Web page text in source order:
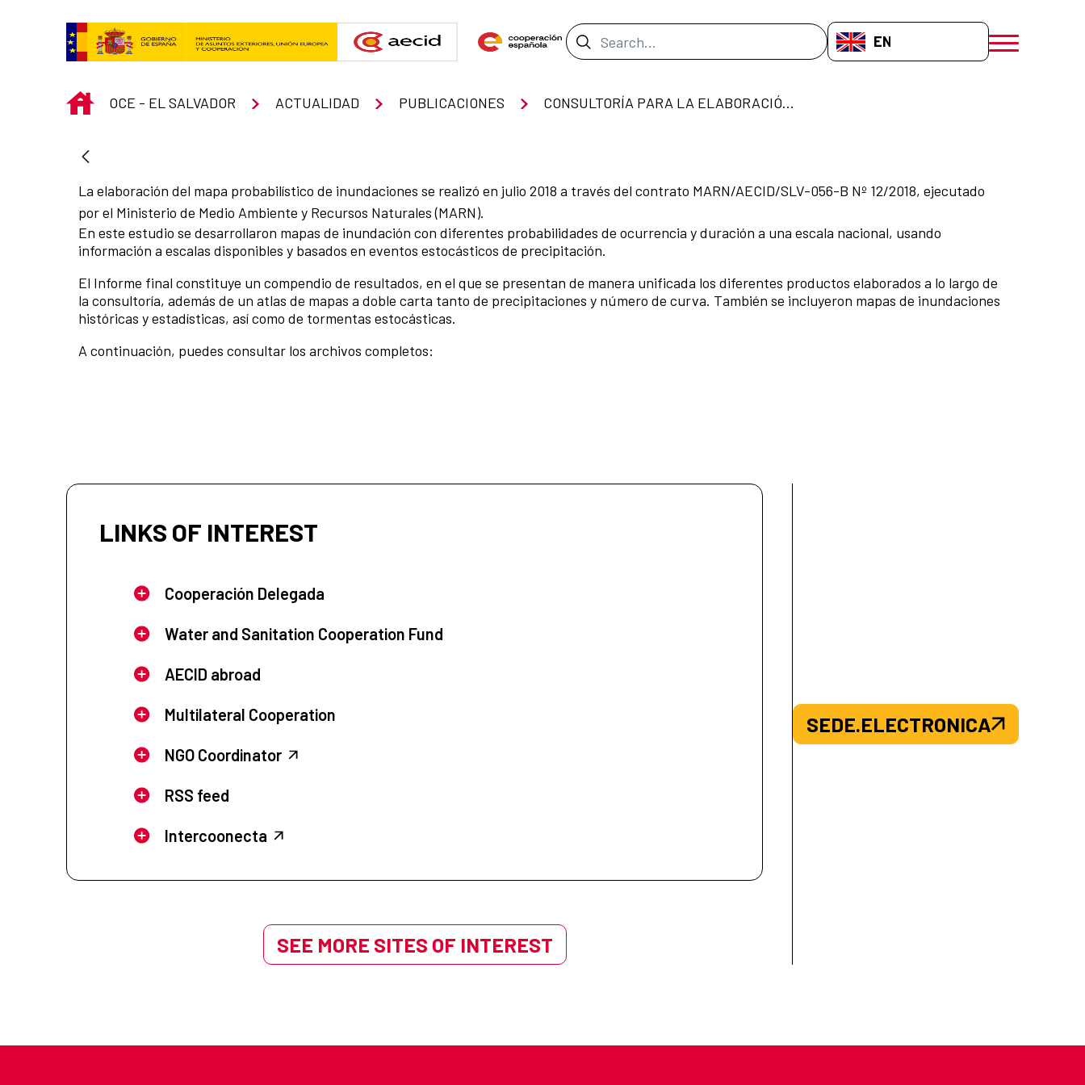
Search Bar EN-GB
menú móvil
INICIO
OCE - EL SALVADOR ACTUALIDAD PUBLICACIONES CONSULTORÍA PARA LA ELABORACIÓN DE MAPA PROBABILÍSTICO DE INUNDACIONES CONTRATO MARN/AECID/SLV-056-B Nº 12/2018 INFORME FINAL
La elaboración del mapa probabilístico de inundaciones se realizó en julio 2018 a través del contrato MARN/AECID/SLV-056-B Nº 12/2018, ejecutado
por el Ministerio de Medio Ambiente y Recursos Naturales (MARN).
En este estudio se desarrollaron mapas de inundación con diferentes probabilidades de ocurrencia y duración a una escala nacional, usando
información a escalas disponibles y basados en eventos estocásticos de precipitación.
El Informe final constituye un compendio de resultados, en el que se presentan de manera unificada los diferentes productos elaborados a lo largo de
la consultoría, además de un atlas de mapas a doble carta tanto de precipitaciones y número de curva. También se incluyeron mapas de inundaciones
históricas y estadísticas, así como de tormentas estocásticas.
A continuación, puedes consultar los archivos completos:
LINKS OF INTEREST
Cooperación Delegada
Water and Sanitation Cooperation Fund
AECID abroad
Multilateral Cooperation
NGO Coordinator
RSS feed
Intercoonecta
SEE MORE SITES OF INTEREST
SEDE.ELECTRONICA